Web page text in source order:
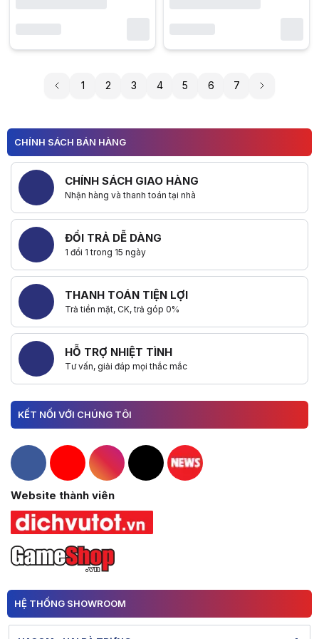
1 2 3 4 5 6 7
CHÍNH SÁCH BÁN HÀNG
CHÍNH SÁCH GIAO HÀNG
Nhận hàng và thanh toán tại nhà
ĐỔI TRẢ DỄ DÀNG
1 đổi 1 trong 15 ngày
THANH TOÁN TIỆN LỢI
Trả tiền mặt, CK, trả góp 0%
HỖ TRỢ NHIỆT TÌNH
Tư vấn, giải đáp mọi thắc mắc
KẾT NỐI VỚI CHÚNG TÔI
Hacom Facebook
Hacom YouTube
Hacom Instagram
Hacom TikTok
Website thành viên
HỆ THỐNG SHOWROOM